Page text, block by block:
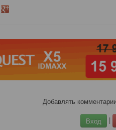
Добавлять
Вход |